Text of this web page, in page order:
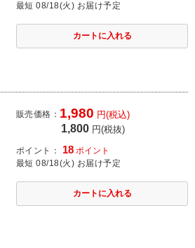
最短 08/18(火) お届け予定
販売価格： 1,980 円(税込)
1,800 円(税抜)
ポイント： 18 ポイント
最短 08/18(火) お届け予定